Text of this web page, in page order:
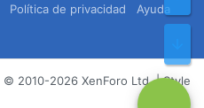
Política de privacidad
Ayuda
© 2010-2026 XenForo Ltd. |Style